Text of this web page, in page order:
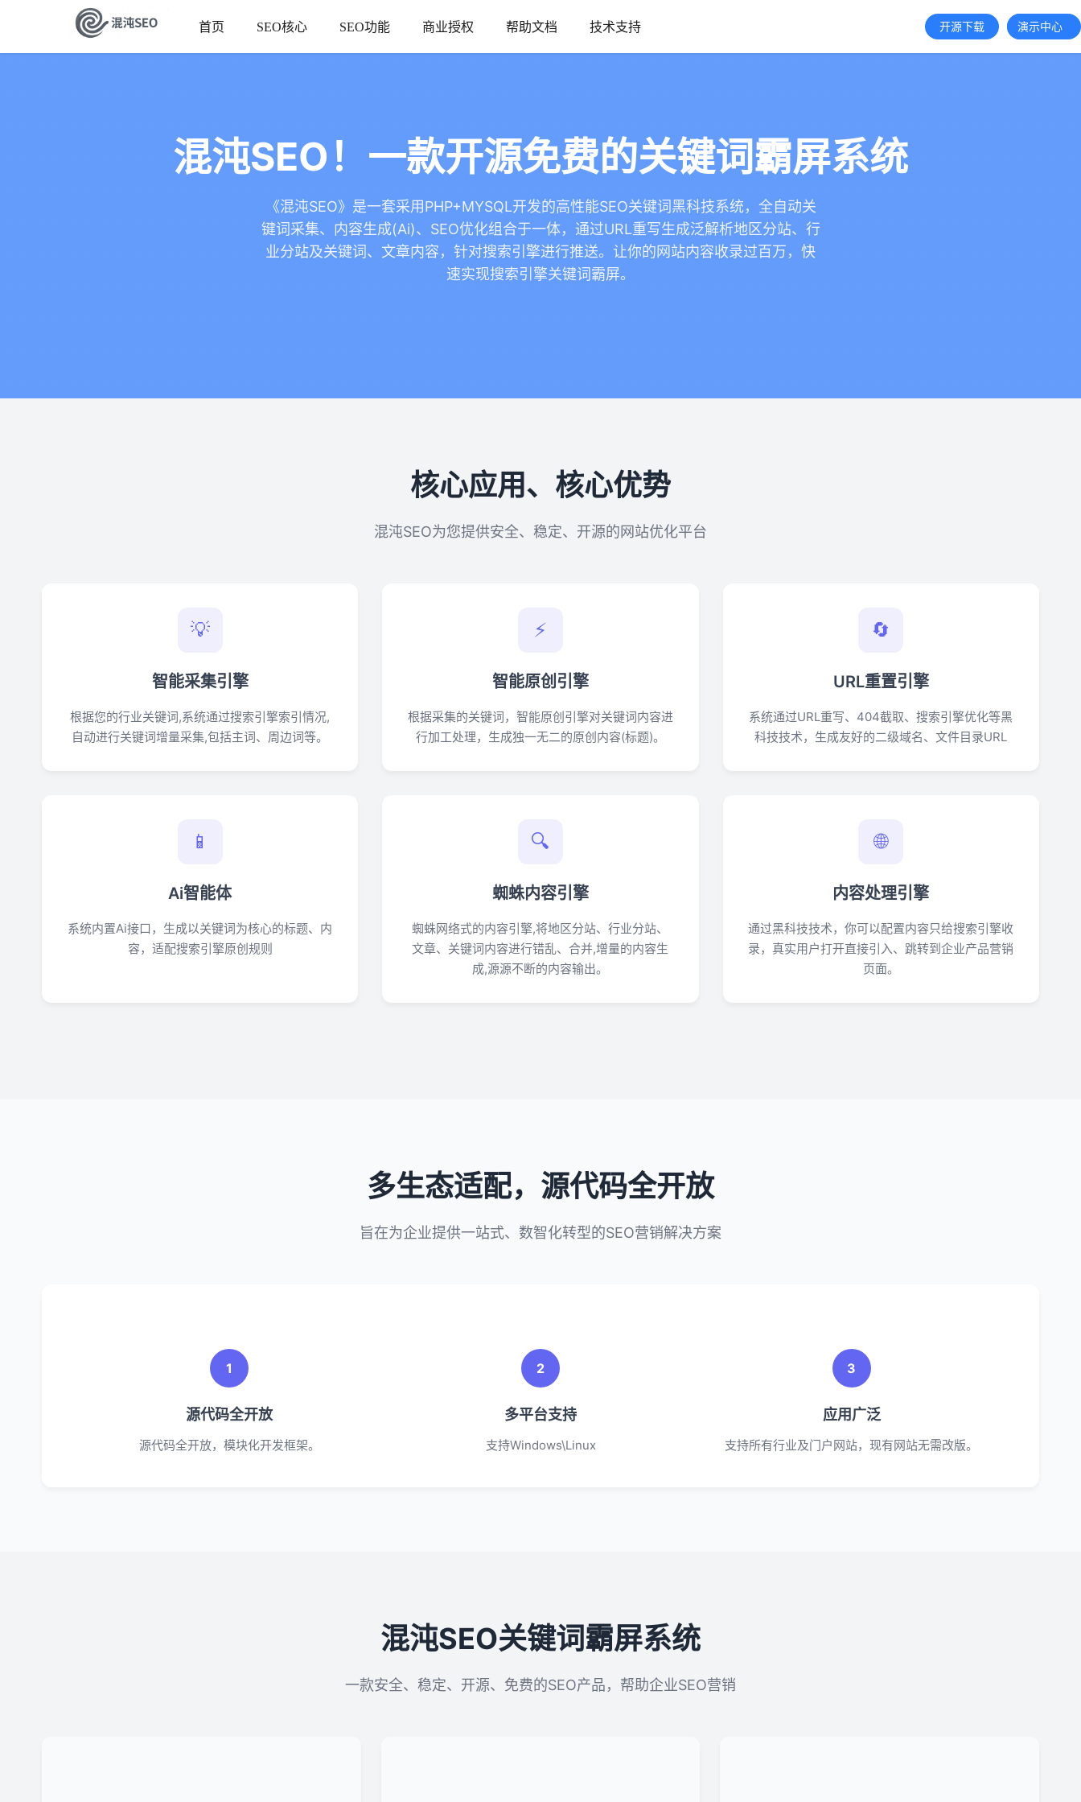
首页 SEO核心 SEO功能 商业授权 帮助文档 技术支持 开源下载 演示中心
混沌SEO！一款开源免费的关键词霸屏系统
《混沌SEO》是一套采用PHP+MYSQL开发的高性能SEO关键词黑科技系统，全自动关
键词采集、内容生成(Ai)、SEO优化组合于一体，通过URL重写生成泛解析地区分站、行
业分站及关键词、文章内容，针对搜索引擎进行推送。让你的网站内容收录过百万，快
速实现搜索引擎关键词霸屏。
核心应用、核心优势
混沌SEO为您提供安全、稳定、开源的网站优化平台
💡
智能采集引擎
根据您的行业关键词,系统通过搜索引擎索引情况,
自动进行关键词增量采集,包括主词、周边词等。
⚡
智能原创引擎
根据采集的关键词，智能原创引擎对关键词内容进
行加工处理，生成独一无二的原创内容(标题)。
🔄
URL重置引擎
系统通过URL重写、404截取、搜索引擎优化等黑
科技技术，生成友好的二级域名、文件目录URL
📱
Ai智能体
系统内置Ai接口，生成以关键词为核心的标题、内
容，适配搜索引擎原创规则
🔍
蜘蛛内容引擎
蜘蛛网络式的内容引擎,将地区分站、行业分站、
文章、关键词内容进行错乱、合并,增量的内容生
成,源源不断的内容输出。
🌐
内容处理引擎
通过黑科技技术，你可以配置内容只给搜索引擎收
录，真实用户打开直接引入、跳转到企业产品营销
页面。
多生态适配，源代码全开放
旨在为企业提供一站式、数智化转型的SEO营销解决方案
1
源代码全开放
源代码全开放，模块化开发框架。
2
多平台支持
支持Windows\Linux
3
应用广泛
支持所有行业及门户网站，现有网站无需改版。
混沌SEO关键词霸屏系统
一款安全、稳定、开源、免费的SEO产品，帮助企业SEO营销